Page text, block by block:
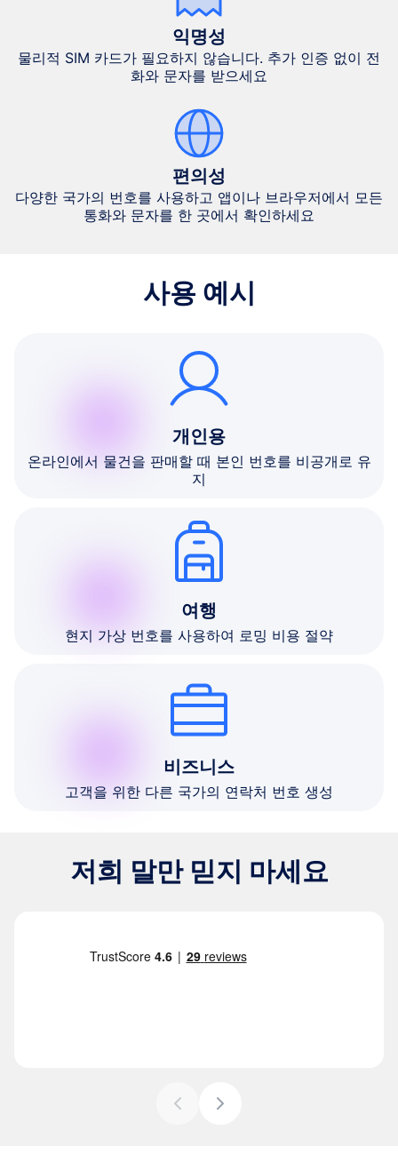
익명성
물리적 SIM 카드가 필요하지 않습니다. 추가 인증 없이 전
화와 문자를 받으세요
편의성
다양한 국가의 번호를 사용하고 앱이나 브라우저에서 모든
통화와 문자를 한 곳에서 확인하세요
사용 예시
개인용
온라인에서 물건을 판매할 때 본인 번호를 비공개로 유
지
여행
현지 가상 번호를 사용하여 로밍 비용 절약
비즈니스
고객을 위한 다른 국가의 연락처 번호 생성
저희 말만 믿지 마세요